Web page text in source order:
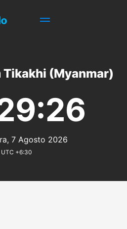
Tikakhi (Myanmar)
7 Agosto 2026
UTC +6:30